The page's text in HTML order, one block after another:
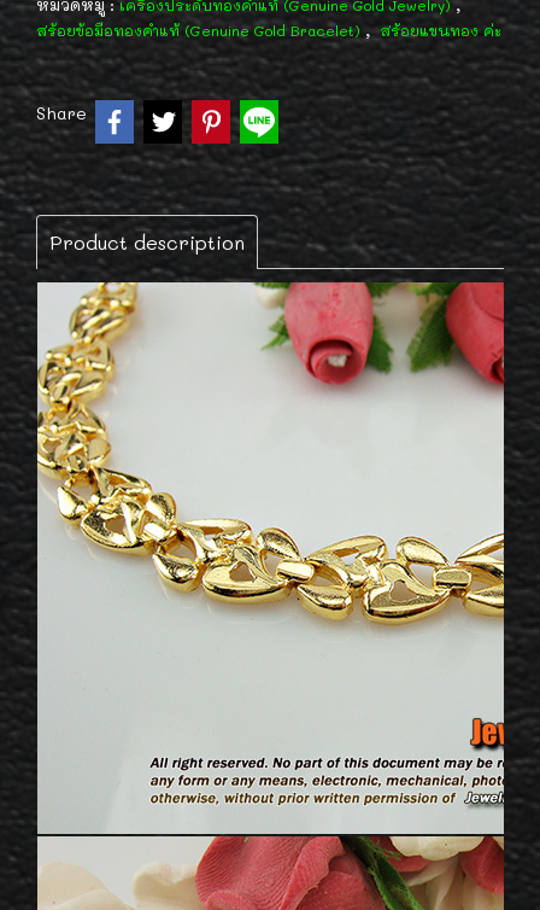
เครื่องประดับทองคำแท้ (Genuine Gold Jewelry)
สร้อยข้อมือทองคำแท้ (Genuine Gold Bracelet) , สร้อยแขนทอง ค่ะ
Share
Product description